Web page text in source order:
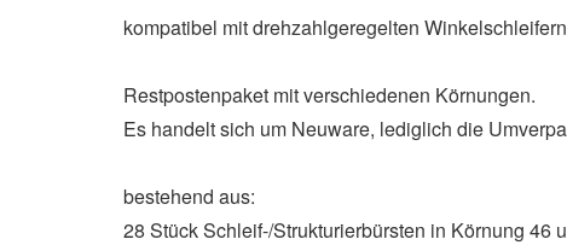
kompatibel mit drehzahlgeregelten
Restpostenpaket mit verschiedenen Körnungen.
Es handelt sich um Neuware, lediglich die
bestehend aus:
28 Stück Schleif-/Strukturierbürsten in Körnung 46